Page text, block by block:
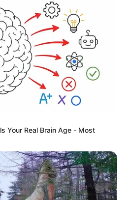
Your Real Brain Age - Most